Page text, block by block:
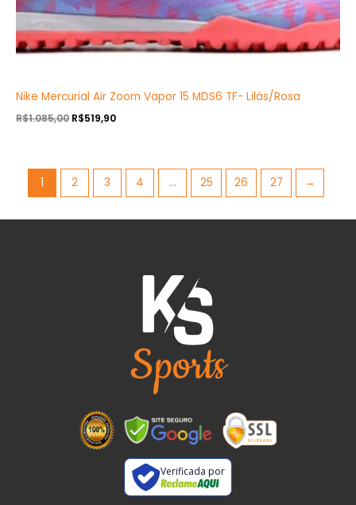
Nike Mercurial Air Zoom Vapor 15 MDS6 TF- Lilás/Rosa
R$1.085,00 R$519,90
1 2 3 4 … 25 26 27 →
Verificada por